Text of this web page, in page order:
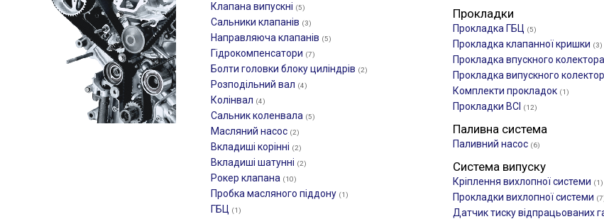
Клапана випускні (5)
Сальники клапанів (3)
Направляюча клапанів (5)
Гідрокомпенсатори (7)
Болти головки блоку циліндрів (2)
Розподільний вал (4)
Колінвал (4)
Сальник коленвала (5)
Масляний насос (2)
Вкладиші корінні (2)
Вкладиші шатунні (2)
Рокер клапана (10)
Пробка масляного піддону (1)
ГБЦ (1)
Прокладки
Прокладка ГБЦ (5)
Прокладка клапанної кришки (3)
Прокладка впускного колектора
Прокладка випускного
Комплекти прокладок (1)
Прокладки ВСІ (12)
Паливна система
Паливний насос (6)
Система випуску
Кріплення вихлопної системи (1)
Прокладки вихлопної системи
Датчик тиску відпрацьованих